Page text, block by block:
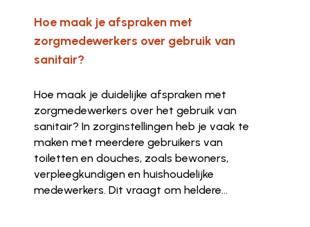
Hoe maak je afspraken met
zorgmedewerkers over gebruik van
sanitair?
Hoe maak je duidelijke afspraken met
zorgmedewerkers over het gebruik van
sanitair? In zorginstellingen heb je vaak te
maken met meerdere gebruikers van
toiletten en douches, zoals bewoners,
verpleegkundigen en huishoudelijke
medewerkers. Dit vraagt om heldere...